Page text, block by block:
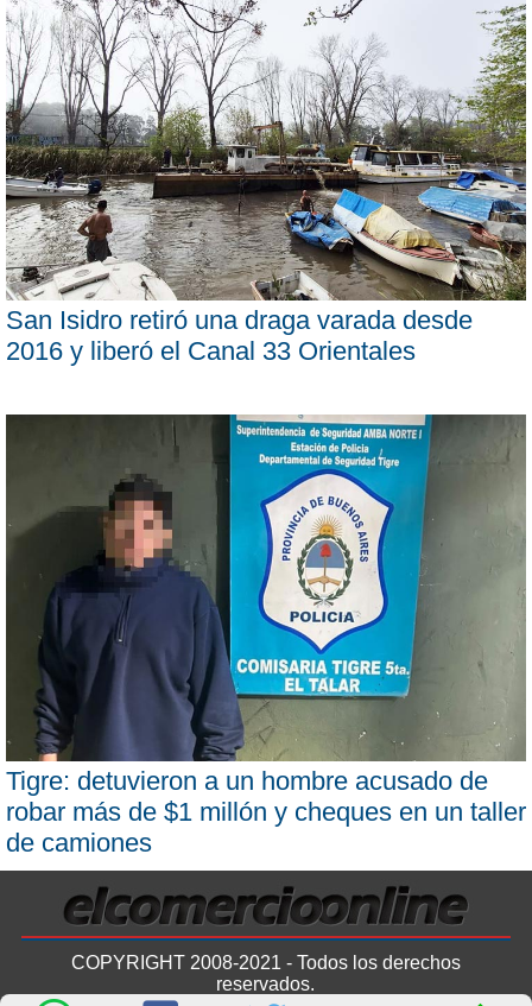
San Isidro retiró una draga varada desde
2016 y liberó el Canal 33 Orientales
Tigre: detuvieron a un hombre acusado de
robar más de $1 millón y cheques en un taller
de camiones
COPYRIGHT 2008-2021 - Todos los derechos
reservados.